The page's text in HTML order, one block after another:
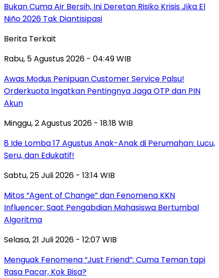
Bukan Cuma Air Bersih, Ini Deretan Risiko Krisis Jika El
Niño 2026 Tak Diantisipasi
Berita Terkait
Rabu, 5 Agustus 2026 - 04:49 WIB
Awas Modus Penipuan Customer Service Palsu!
Orderkuota Ingatkan Pentingnya Jaga OTP dan PIN
Akun
Minggu, 2 Agustus 2026 - 18:18 WIB
8 Ide Lomba 17 Agustus Anak-Anak di Perumahan: Lucu,
Seru, dan Edukatif!
Sabtu, 25 Juli 2026 - 13:14 WIB
Mitos “Agent of Change” dan Fenomena KKN
Influencer: Saat Pengabdian Mahasiswa Bertumbal
Algoritma
Selasa, 21 Juli 2026 - 12:07 WIB
Menguak Fenomena “Just Friend”: Cuma Teman tapi
Rasa Pacar, Kok Bisa?